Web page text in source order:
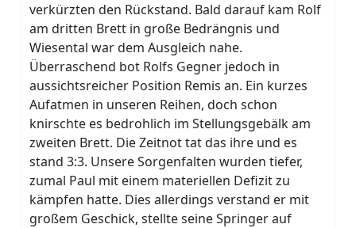
verkürzten den Rückstand. Bald darauf kam Rolf
am dritten Brett in große Bedrängnis und
Wiesental war dem Ausgleich nahe.
Überraschend bot Rolfs Gegner jedoch in
aussichtsreicher Position Remis an. Ein kurzes
Aufatmen in unseren Reihen, doch schon
knirschte es bedrohlich im Stellungsgebälk am
zweiten Brett. Die Zeitnot tat das ihre und es
stand 3:3. Unsere Sorgenfalten wurden tiefer,
zumal Paul mit einem materiellen Defizit zu
kämpfen hatte. Dies allerdings verstand er mit
großem Geschick, stellte seine Springer auf